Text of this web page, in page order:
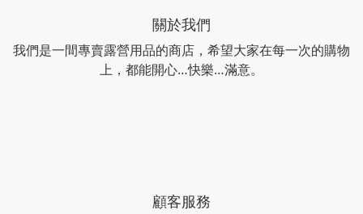
關於我們
我們是一間專賣露營用品的商店，希望大家在每一次的購物
上，都能開心…快樂…滿意。
顧客服務